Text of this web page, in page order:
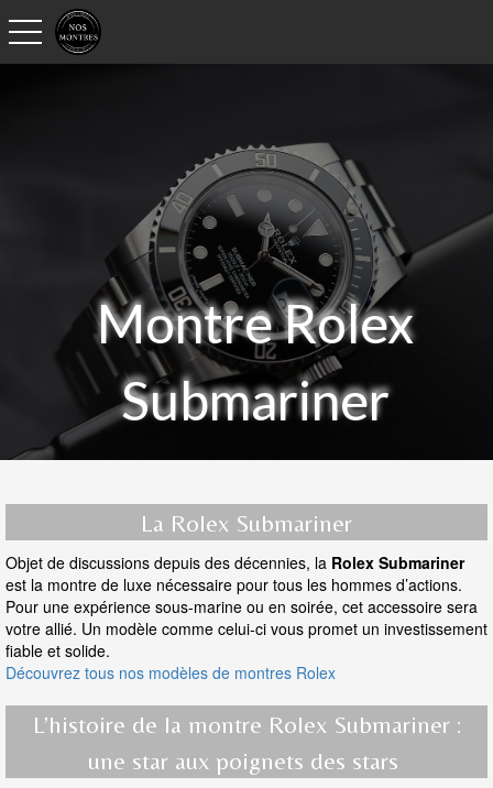
toggle navigation
Montre Rolex
Submariner
La Rolex Submariner
Objet de discussions depuis des décennies, la Rolex Submariner
est la montre de luxe nécessaire pour tous les hommes d’actions.
Pour une expérience sous-marine ou en soirée, cet accessoire sera
votre allié. Un modèle comme celui-ci vous promet un investissement
fiable et solide.
Découvrez tous nos modèles de montres Rolex
L’histoire de la montre Rolex Submariner :
une star aux poignets des stars